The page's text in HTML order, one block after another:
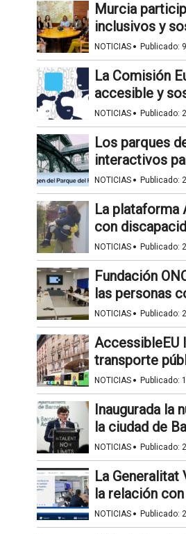
Murcia
inclusivos y
NOTICIAS · Publicado:
La Comisión
accesible y
NOTICIAS · Publicado:
Los parques
interactivos
NOTICIAS · Publicado:
La plataforma
con
NOTICIAS · Publicado:
Fundación
las personas
NOTICIAS · Publicado:
AccessibleEU
transporte
NOTICIAS · Publicado:
Inaugurada la
la ciudad de
NOTICIAS · Publicado:
La Generalitat
la relación
NOTICIAS · Publicado: